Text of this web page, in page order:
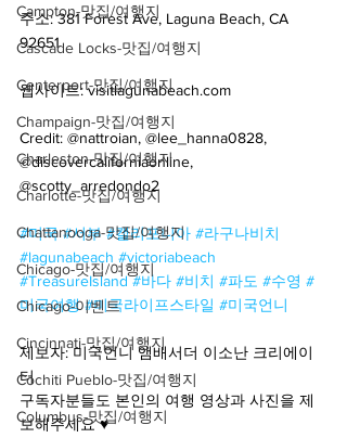
Campton-맛집/여행지
Cascade Locks-맛집/여행지
Centerport-맛집/여행지
Champaign-맛집/여행지
Charleston-맛집/여행지
Charlotte-맛집/여행지
Chattanooga-맛집/여행지
Chicago-맛집/여행지
Chicago-이벤트
Cincinnati-맛집/여행지
Cochiti Pueblo-맛집/여행지
Columbus-맛집/여행지
주소: 381 Forest Ave, Laguna Beach, CA
92651
웹사이트: visitlagunabeach.com
Credit: @nattroian, @lee_hanna0828,
@discovercaliforniaonline,
@scotty_arredondo2
#미국 #서부 #캘리포니아 #라구나비치
#lagunabeach #victoriabeach
#TreasureIsland #바다 #비치 #파도 #수영 #
미국여행 #미국라이프스타일 #미국언니
제보자: 미국언니 앰배서더 이소난 크리에이
터
구독자분들도 본인의 여행 영상과 사진을 제
보해주세요 ♥️